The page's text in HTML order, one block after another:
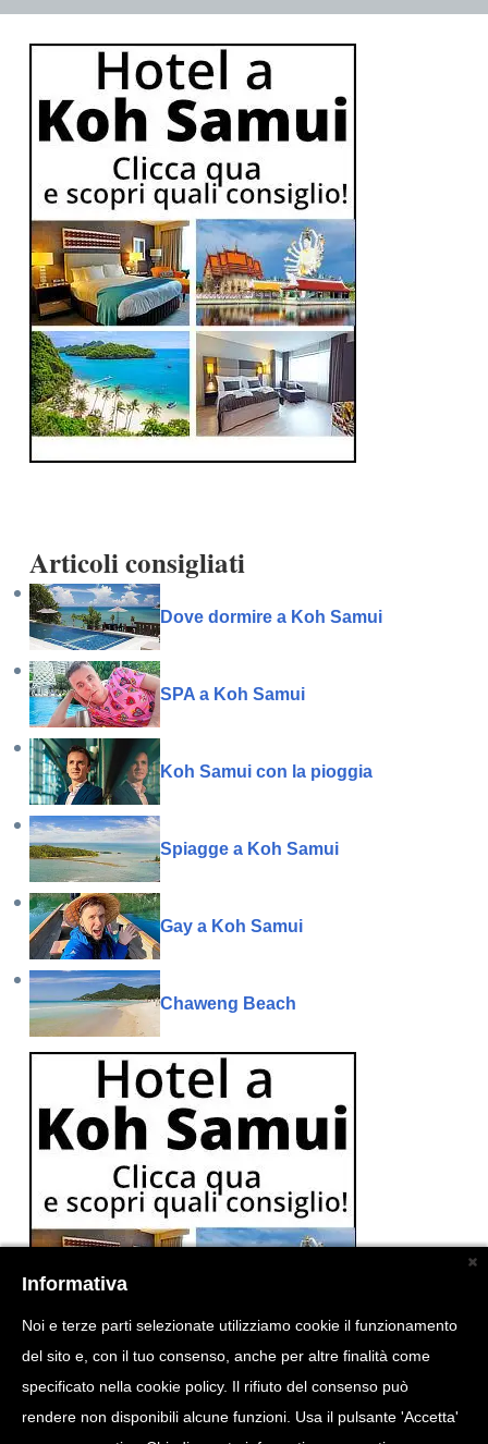
Articoli consigliati
Dove dormire a Koh Samui
SPA a Koh Samui
Koh Samui con la pioggia
Spiagge a Koh Samui
Gay a Koh Samui
Chaweng Beach
Informativa
Noi e terze parti selezionate utilizziamo cookie il funzionamento
del sito e, con il tuo consenso, anche per altre finalità come
specificato nella cookie policy. Il rifiuto del consenso può
rendere non disponibili alcune funzioni. Usa il pulsante 'Accetta'